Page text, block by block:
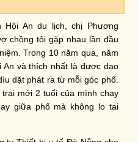
Hội An du lịch, chị Phương
chồng tôi gặp nhau lần đầu
Trong 10 năm qua, năm
An và thích nhất là được dạo
dặt phát ra từ mỗi góc phố.
mới 2 tuổi của mình chạy
giữa phố mà không lo tai